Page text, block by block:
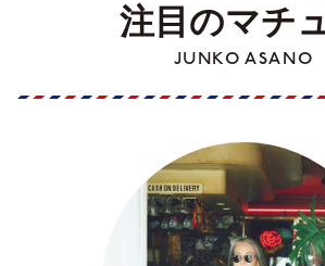
注目のマチ
JUNKO ASANO